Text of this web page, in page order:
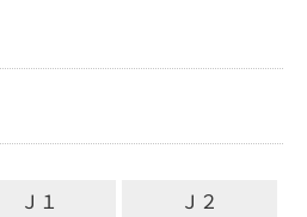
Ｊ１
Ｊ２